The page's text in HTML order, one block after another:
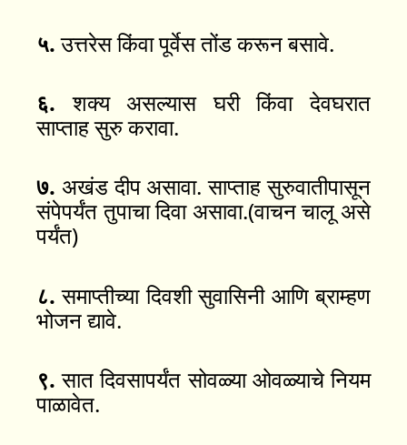
५.उत्तरेस किंवा पूर्वेस तोंड करून बसावे.
६. शक्य असल्यास घरी किंवा देवघरात
साप्ताह सुरु करावा.
७. अखंड दीप असावा. साप्ताह सुरुवातीपासून
संपेपर्यंत तुपाचा दिवा असावा.(वाचन चालू असे
पर्यंत)
८. समाप्तीच्या दिवशी सुवासिनी आणि ब्राम्हण
भोजन द्यावे.
९. सात दिवसापर्यंत सोवळ्या ओवळ्याचे नियम
पाळावेत.